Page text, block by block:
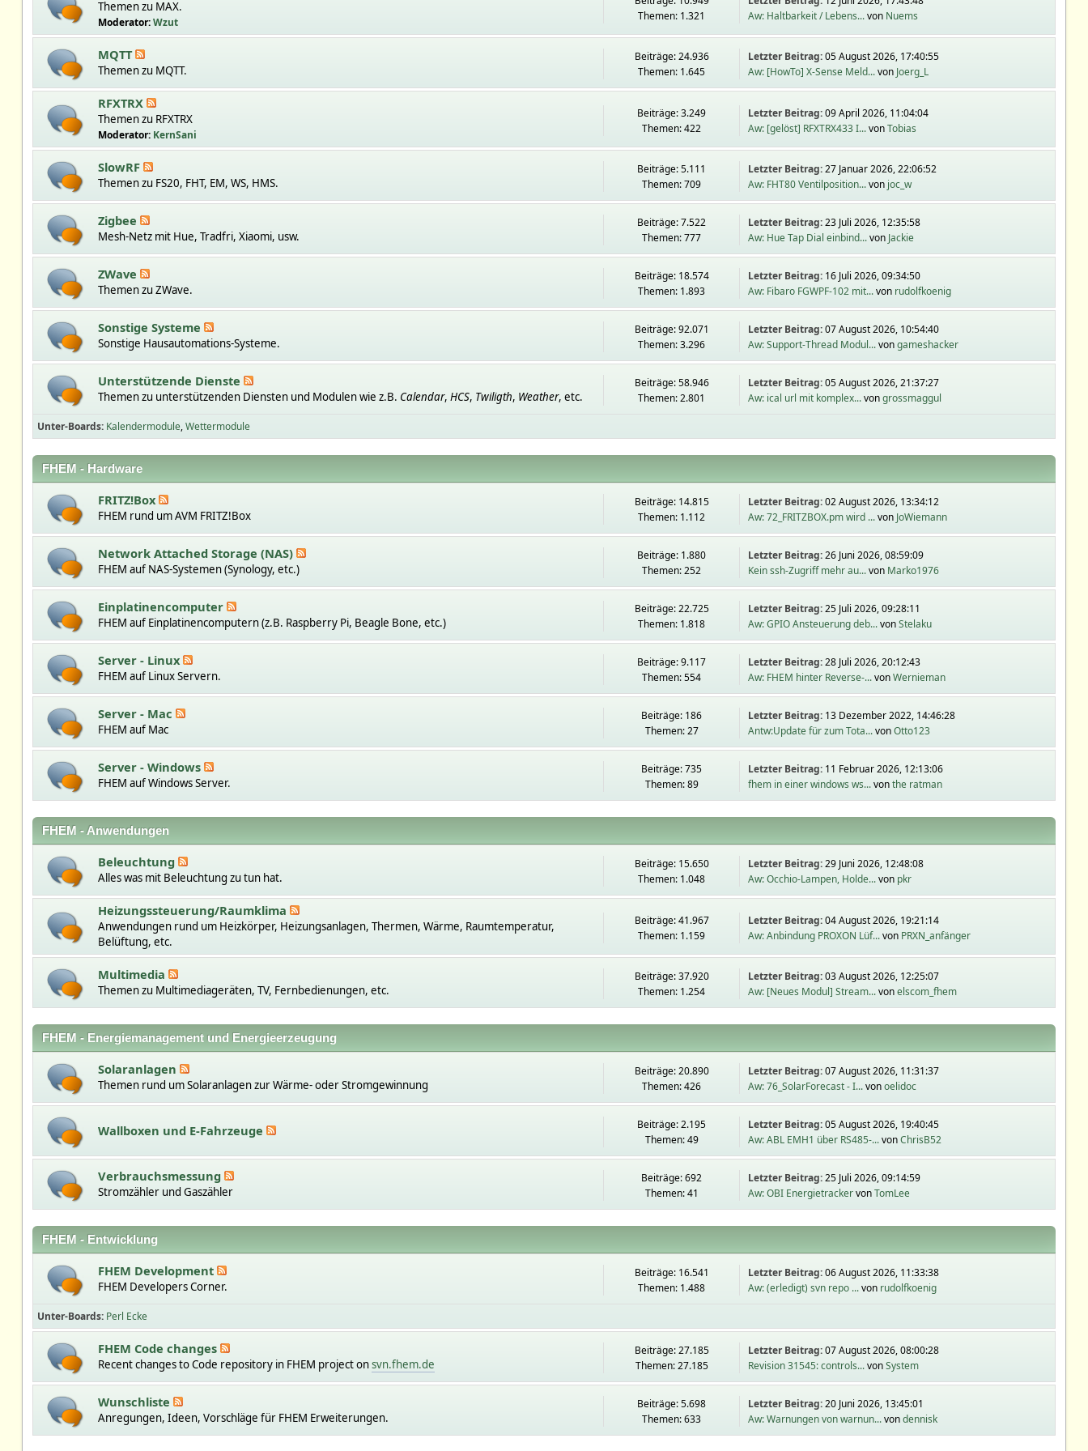
Themen zu MAX.
Moderator:Wzut
Themen: 1.321
Aw: Haltbarkeit / Lebens...von Nuems
MQTT
Themen zu MQTT.
Beiträge: 24.936
Themen: 1.645
Letzter Beitrag:05 August 2026, 17:40:55
Aw: [HowTo] X-Sense Meld...von Joerg_L
RFXTRX
Themen zu RFXTRX
Moderator: KernSani
Beiträge: 3.249
Themen: 422
Letzter Beitrag:09 April 2026, 11:04:04
Aw: [gelöst] RFXTRX433 I...vonTobias
SlowRF
Themen zu FS20, FHT, EM, WS, HMS.
Beiträge: 5.111
Themen: 709
Letzter Beitrag:27 Januar 2026, 22:06:52
Aw: FHT80 Ventilposition...von joc_w
Zigbee
Mesh-Netz mit Hue, Tradfri, Xiaomi, usw.
Beiträge: 7.522
Themen: 777
Letzter Beitrag:23 Juli 2026, 12:35:58
Aw: Hue Tap Dial einbind...von Jackie
ZWave
Themen zu ZWave.
Beiträge: 18.574
Themen: 1.893
Letzter Beitrag: 16 Juli 2026, 09:34:50
Aw: Fibaro FGWPF-102 mit...von rudolfkoenig
Sonstige Systeme
Sonstige Hausautomations-Systeme.
Beiträge: 92.071
Themen: 3.296
Letzter Beitrag:07 August 2026, 10:54:40
Aw: Support-Thread Modul...vongameshacker
Unterstützende Dienste
Themen zu unterstützenden Diensten und Modulen wie z.B. Calendar, HCS, Twiligth, Weather, etc.
Beiträge: 58.946
Themen: 2.801
Letzter Beitrag:05 August 2026, 21:37:27
Aw: ical url mit komplex...vongrossmaggul
Unter-Boards Kalendermodule Wettermodule
FHEM - Hardware
FRITZ!Box
FHEM rund um AVM FRITZ!Box
Beiträge: 14.815
Themen: 1.112
Letzter Beitrag:02 August 2026, 13:34:12
Aw: 72_FRITZBOX.pm wird ...von JoWiemann
Network Attached Storage (NAS)
FHEM auf NAS-Systemen (Synology, etc.)
Beiträge: 1.880
Themen: 252
Letzter Beitrag:26 Juni 2026, 08:59:09
Kein ssh-Zugriff mehr au...von Marko1976
Einplatinencomputer
FHEM auf Einplatinencomputern (z.B. Raspberry Pi, Beagle Bone, etc.)
Beiträge: 22.725
Themen: 1.818
Letzter Beitrag:25 Juli 2026, 09:28:11
Aw: GPIO Ansteuerung deb...vonStelaku
Server - Linux
FHEM auf Linux Servern.
Beiträge: 9.117
Themen: 554
Letzter Beitrag:28 Juli 2026, 20:12:43
Aw: FHEM hinter Reverse-...vonWernieman
Server - Mac
FHEM auf Mac
Beiträge: 186
Themen: 27
Letzter Beitrag: 13 Dezember 2022, 14:46:28
Antw:Update für zum Tota...vonOtto123
Server - Windows
FHEM auf Windows Server.
Beiträge: 735
Themen: 89
Letzter Beitrag: 11 Februar 2026, 12:13:06
fhem in einer windows ws...vonthe ratman
FHEM - Anwendungen
Beleuchtung
Alles was mit Beleuchtung zu tun hat.
Beiträge: 15.650
Themen: 1.048
Letzter Beitrag:29 Juni 2026, 12:48:08
Aw: Occhio-Lampen, Holde...von pkr
Heizungssteuerung/Raumklima
Anwendungen rund um Heizkörper, Heizungsanlagen, Thermen, Wärme, Raumtemperatur,
Belüftung, etc.
Beiträge: 41.967
Themen: 1.159
Letzter Beitrag:04 August 2026, 19:21:14
Aw: Anbindung PROXON Lüf...von PRXN_anfänger
Multimedia
Themen zu Multimediageräten, TV, Fernbedienungen, etc.
Beiträge: 37.920
Themen: 1.254
Letzter Beitrag:03 August 2026, 12:25:07
Aw: [Neues Modul] Stream...vonelscom_fhem
FHEM - Energiemanagement und Energieerzeugung
Solaranlagen
Themen rund um Solaranlagen zur Wärme- oder Stromgewinnung
Beiträge: 20.890
Themen: 426
Letzter Beitrag:07 August 2026, 11:31:37
Aw: 76_SolarForecast - I...vonoelidoc
Wallboxen und E-Fahrzeuge
Beiträge: 2.195
Themen: 49
Letzter Beitrag:05 August 2026, 19:40:45
Aw: ABL EMH1 über RS485-...vonChrisB52
Verbrauchsmessung
Stromzähler und Gaszähler
Beiträge: 692
Themen: 41
Letzter Beitrag:25 Juli 2026, 09:14:59
Aw: OBI EnergietrackervonTomLee
FHEM - Entwicklung
FHEM Development
FHEM Developers Corner.
Beiträge: 16.541
Themen: 1.488
Letzter Beitrag:06 August 2026, 11:33:38
Aw: (erledigt) svn repo ...von rudolfkoenig
Unter-Boards Perl Ecke
FHEM Code changes
Recent changes to Code repository in FHEM project onsvn.fhem.de
Beiträge: 27.185
Themen: 27.185
Letzter Beitrag:07 August 2026, 08:00:28
Revision 31545: controls...vonSystem
Wunschliste
Anregungen, Ideen, Vorschläge für FHEM Erweiterungen.
Beiträge: 5.698
Themen: 633
Letzter Beitrag:20 Juni 2026, 13:45:01
Aw: Warnungen von warnun...vondennisk